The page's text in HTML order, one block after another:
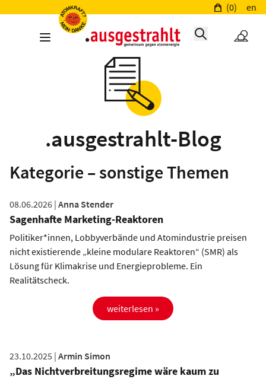
(0) en
.ausgestrahlt-Blog
Kategorie – sonstige Themen
08.06.2026 | Anna Stender
Sagenhafte Marketing-Reaktoren
Politiker*innen, Lobbyverbände und Atomindustrie preisen
nicht existierende „kleine modulare Reaktoren“ (SMR) als
Lösung für Klimakrise und Energieprobleme. Ein
Realitätscheck.
weiterlesen »
23.10.2025 | Armin Simon
„Das Nichtverbreitungsregime wäre kaum zu